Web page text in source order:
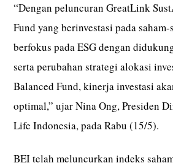
“Dengan peluncuran GreatLink
Fund yang berinvestasi pada saham-
berfokus pada ESG dengan
serta perubahan strategi alokasi
Balanced Fund, kinerja investasi
optimal,” ujar Nina Ong, Presiden
Life Indonesia, pada Rabu (15/5).
BEI telah meluncurkan indeks